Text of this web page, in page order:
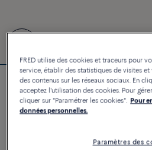
Bracelet Force 10
10 810 €
FRED utilise des cookies et traceurs pour
service, établir des statistiques de visites
des contenus sur les réseaux sociaux. En
acceptez l'utilisation des cookies. Pour
cliquer sur "Paramétrer les cookies". Pour
données personnelles.
Paramètres des